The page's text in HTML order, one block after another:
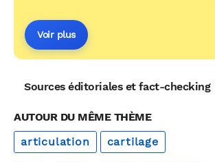
Voir plus
Sources éditoriales et fact-checking
AUTOUR DU MÊME THÈME
articulation
cartilage